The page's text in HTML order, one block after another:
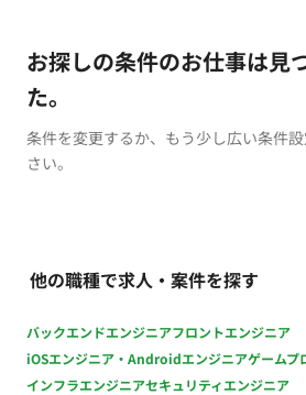
お探しの条件のお仕事は見
た。
条件を変更するか、もう少し広い条件
さい。
他の職種で求人・案件を探す
バックエンドエンジニアフロントエンジニア
iOSエンジニア・Androidエンジニアゲームプ
インフラエンジニアセキュリティエンジニア